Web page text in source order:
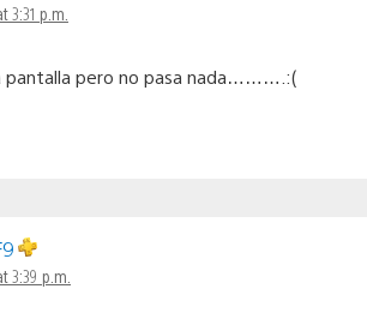
3:31 p.m.
pantalla pero no pasa nada……….:(
3:39 p.m.